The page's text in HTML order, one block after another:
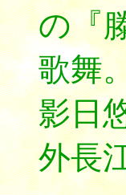
の『
歌舞
影日
外長